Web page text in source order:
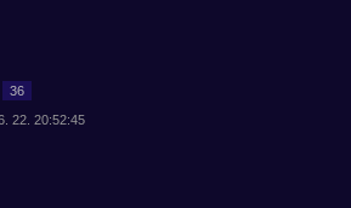
36
22. 20:52:45